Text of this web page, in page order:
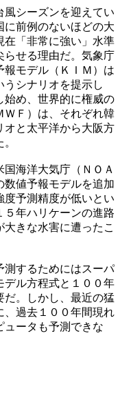
風シーズンを迎えてい
に前例のないほどの大
在「非常に強い」水準
らせる理由だ。気象庁
モデル（ＫＩＭ）は
うシナリオを提示し
始め、世界的に権威の
ＷＦ）は、それぞれ韓
オと太平洋から大阪方
海洋大気庁（ＮＯＡ
数値予報モデルを追加
度予測精度が低いとい
５年ハリケーンの進路
きな水害に遭ったこ
測するためにはスーパ
デル方程式と１００年
だ。しかし、最近の猛
、過去１００年間現れ
ュータも予測できな